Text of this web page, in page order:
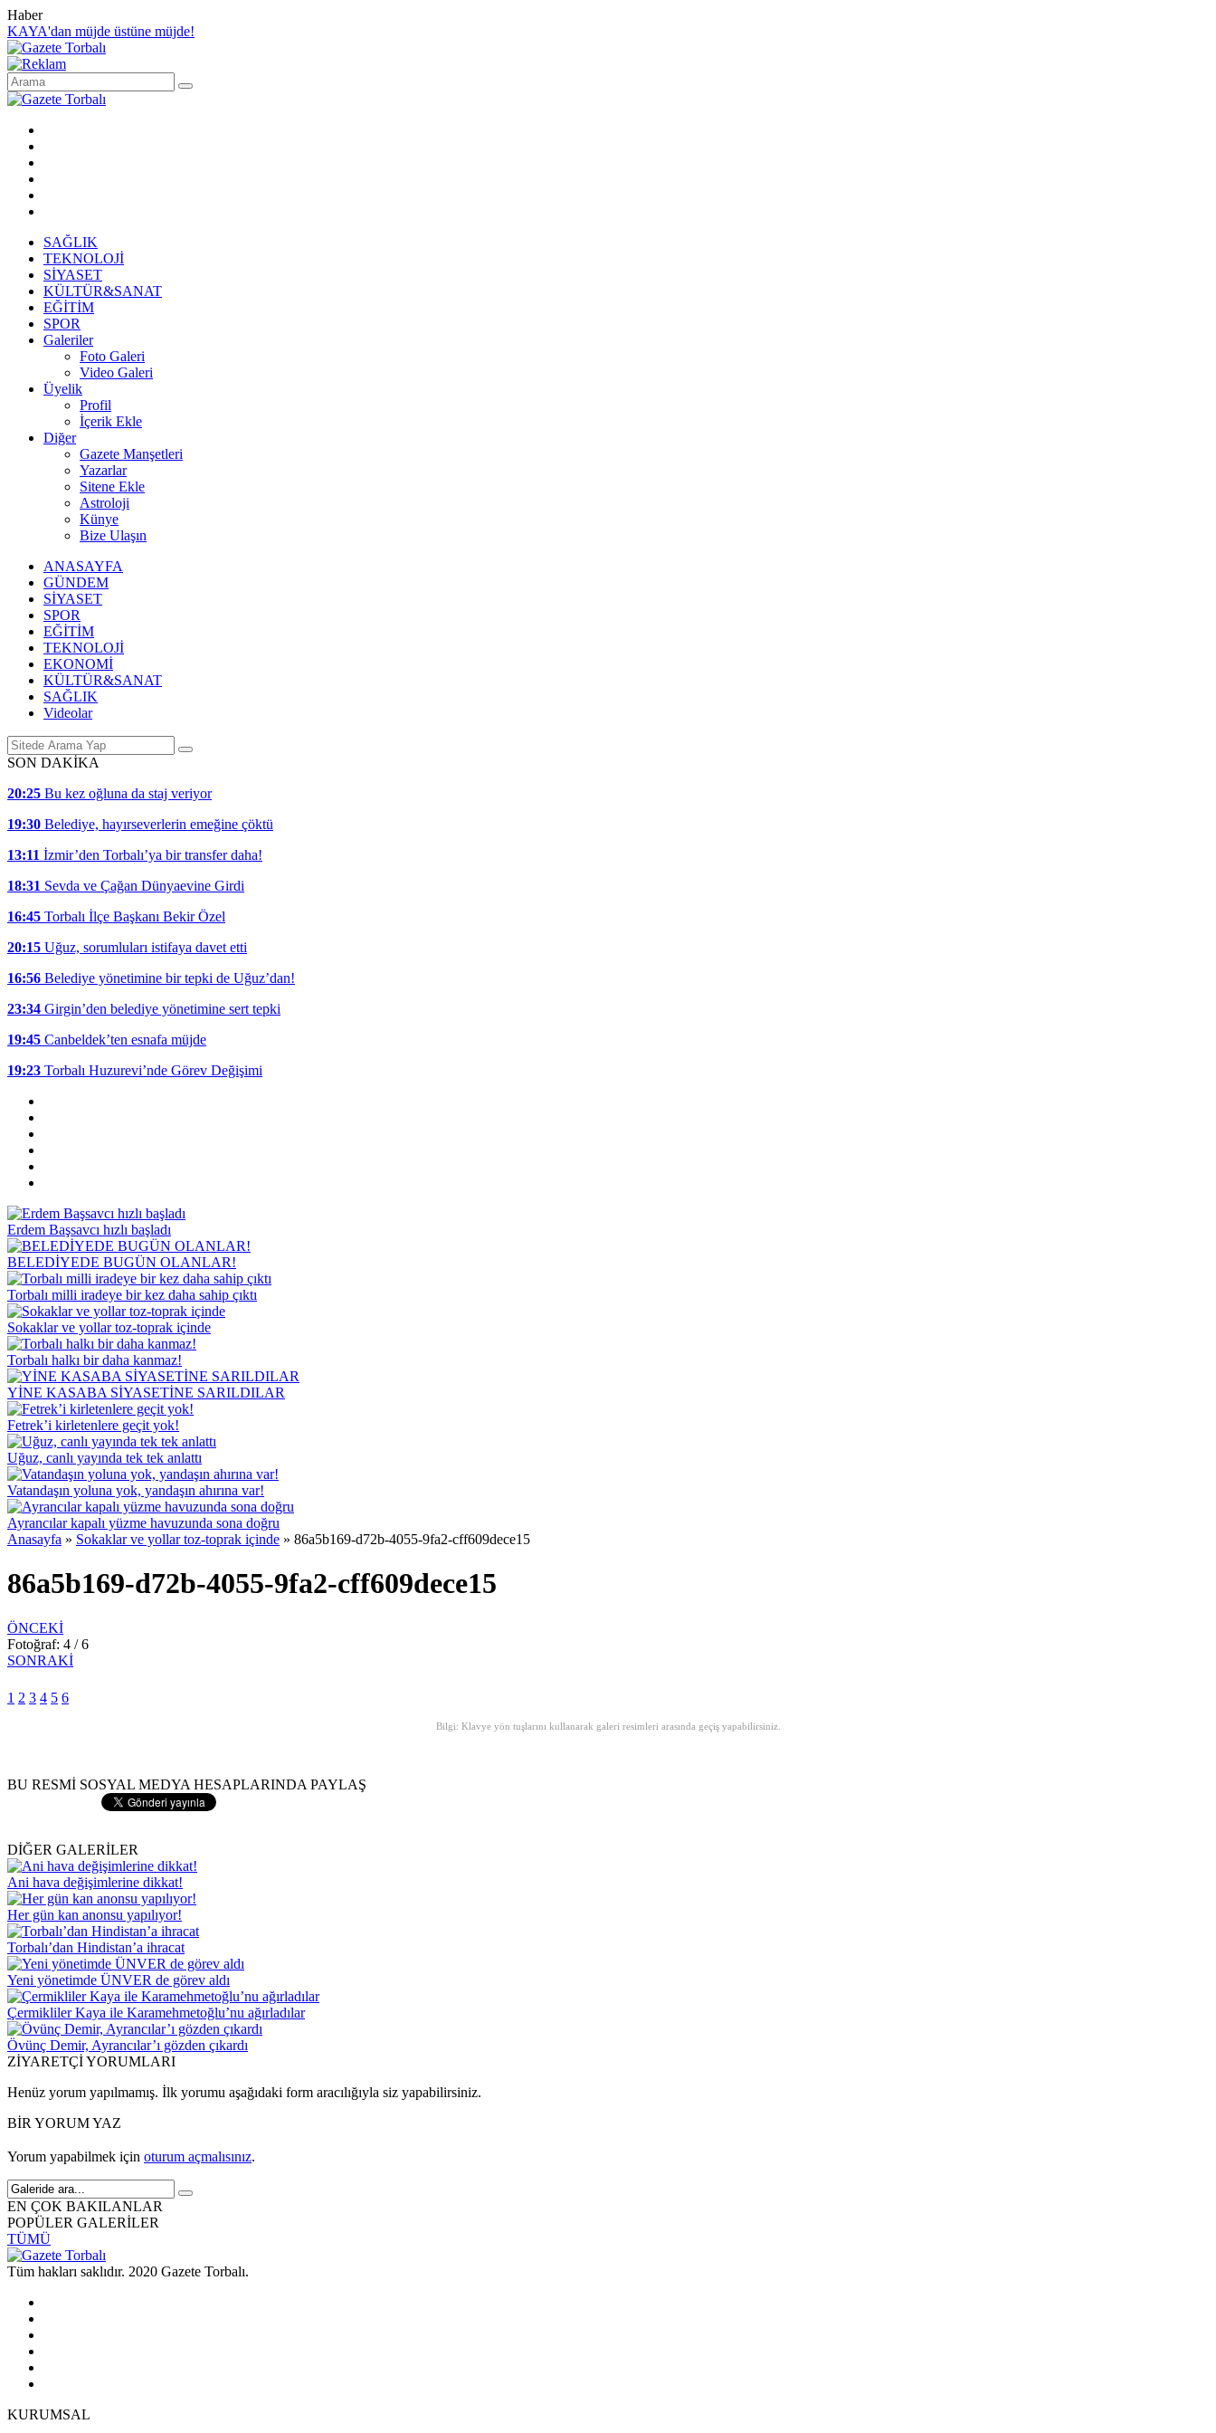
Haber
KAYA'dan müjde üstüne müjde!
SAĞLIK
TEKNOLOJİ
SİYASET
KÜLTÜR&SANAT
EĞİTİM
SPOR
Galeriler
Foto Galeri
Video Galeri
Üyelik
Profil
İçerik Ekle
Diğer
Gazete Manşetleri
Yazarlar
Sitene Ekle
Astroloji
Künye
Bize Ulaşın
ANASAYFA
GÜNDEM
SİYASET
SPOR
EĞİTİM
TEKNOLOJİ
EKONOMİ
KÜLTÜR&SANAT
SAĞLIK
Videolar
SON DAKİKA
20:25 Bu kez oğluna da staj veriyor
19:30 Belediye, hayırseverlerin emeğine çöktü
13:11 İzmir’den Torbalı’ya bir transfer daha!
18:31 Sevda ve Çağan Dünyaevine Girdi
16:45 Torbalı İlçe Başkanı Bekir Özel
20:15 Uğuz, sorumluları istifaya davet etti
16:56 Belediye yönetimine bir tepki de Uğuz’dan!
23:34 Girgin’den belediye yönetimine sert tepki
19:45 Canbeldek’ten esnafa müjde
19:23 Torbalı Huzurevi’nde Görev Değişimi
Erdem Başsavcı hızlı başladı
BELEDİYEDE BUGÜN OLANLAR!
Torbalı milli iradeye bir kez daha sahip çıktı
Sokaklar ve yollar toz-toprak içinde
Torbalı halkı bir daha kanmaz!
YİNE KASABA SİYASETİNE SARILDILAR
Fetrek’i kirletenlere geçit yok!
Uğuz, canlı yayında tek tek anlattı
Vatandaşın yoluna yok, yandaşın ahırına var!
Ayrancılar kapalı yüzme havuzunda sona doğru
Anasayfa » Sokaklar ve yollar toz-toprak içinde » 86a5b169-d72b-4055-9fa2-cff609dece15
86a5b169-d72b-4055-9fa2-cff609dece15
ÖNCEKİ
Fotoğraf: 4 / 6
SONRAKİ
1 2 3 4 5 6
Bilgi: Klavye yön tuşlarını kullanarak galeri resimleri arasında geçiş yapabilirsiniz.
BU RESMİ SOSYAL MEDYA HESAPLARINDA PAYLAŞ
DİĞER GALERİLER
Ani hava değişimlerine dikkat!
Her gün kan anonsu yapılıyor!
Torbalı’dan Hindistan’a ihracat
Yeni yönetimde ÜNVER de görev aldı
Çermikliler Kaya ile Karamehmetoğlu’nu ağırladılar
Övünç Demir, Ayrancılar’ı gözden çıkardı
ZİYARETÇİ YORUMLARI
Henüz yorum yapılmamış. İlk yorumu aşağıdaki form aracılığıyla siz yapabilirsiniz.
BİR YORUM YAZ
Yorum yapabilmek için oturum açmalısınız.
EN ÇOK BAKILANLAR
POPÜLER GALERİLER
TÜMÜ
Tüm hakları saklıdır. 2020 Gazete Torbalı.
KURUMSAL